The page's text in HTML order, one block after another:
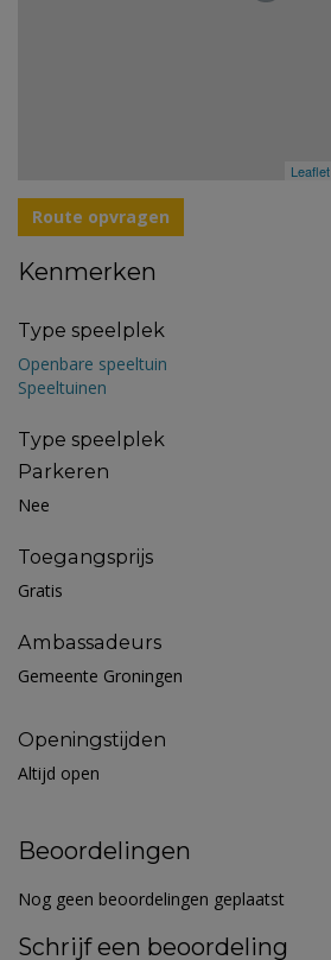
Leaflet
Route opvragen
Kenmerken
Type speelplek
Openbare speeltuin
Speeltuinen
Type speelplek
Parkeren
Nee
Toegangsprijs
Gratis
Ambassadeurs
Gemeente Groningen
Openingstijden
Altijd open
Beoordelingen
Nog geen beoordelingen geplaatst
Schrijf een beoordeling